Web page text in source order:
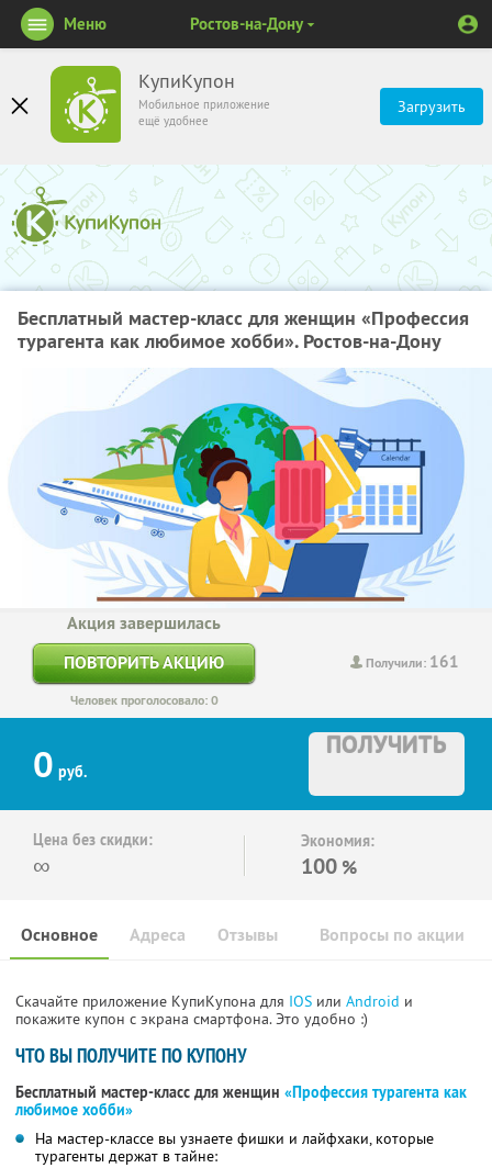
КупиКупон
Мобильное приложение
ещё удобнее
Загрузить
Меню Ростов-на-Дону
Бесплатный мастер-класс для женщин «Профессия
турагента как любимое хобби». Ростов-на-Дону
Получили: 161
Акция завершилась
ПОВТОРИТЬ АКЦИЮ
Человек проголосовало: 0
0 руб.
ПОЛУЧИТЬ
Цена без скидки:
∞
Экономия:
100 %
Основное Отзывы Вопросы по акции
Адреса
Скачайте приложение КупиКупона для IOS или Android и
покажите купон с экрана смартфона. Это удобно :)
ЧТО ВЫ ПОЛУЧИТЕ ПО КУПОНУ
Бесплатный мастер-класс для женщин «Профессия турагента как
любимое хобби»
На мастер-классе вы узнаете фишки и лайфхаки, которые
турагенты держат в тайне: